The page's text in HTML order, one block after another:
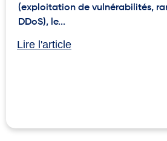
(exploitation de vulnérabilités,
DDoS), le...
Lire l'article